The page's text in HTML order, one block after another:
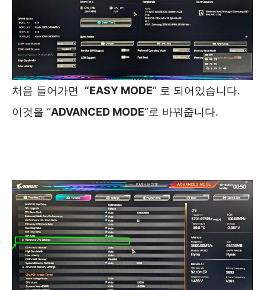
처음 들어가면 “EASY MODE” 로 되어있습니다.
이것을 “ADVANCED MODE“로 바꿔줍니다.